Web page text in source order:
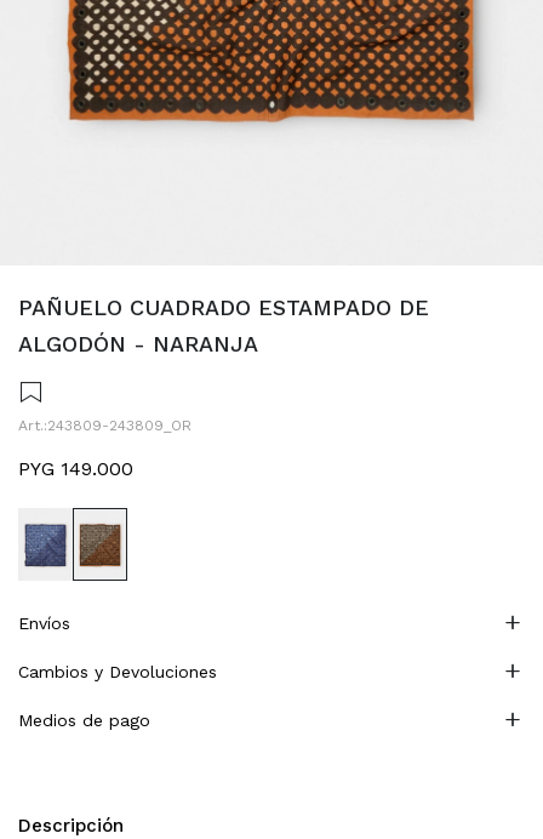
PAÑUELO CUADRADO ESTAMPADO DE
ALGODÓN - NARANJA
243809-243809_OR
PYG 149.000
Envíos
Cambios y Devoluciones
Medios de pago
Descripción